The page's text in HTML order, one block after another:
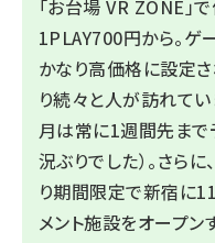
「お台場 VR ZONE」
1PLAY700円から。ゲ
かなり高価格に設定
り続々と人が訪れて
月は常に1週間先まで
況ぶりでした）。さら
り期間限定で新宿に
メント施設をオープン